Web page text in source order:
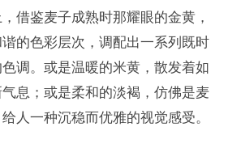
借鉴麦子成熟时那耀眼的金黄，
的色彩层次，调配出一系列既时
调。或是温暖的米黄，散发着如
息；或是柔和的淡褐，仿佛是麦
人一种沉稳而优雅的视觉感受。